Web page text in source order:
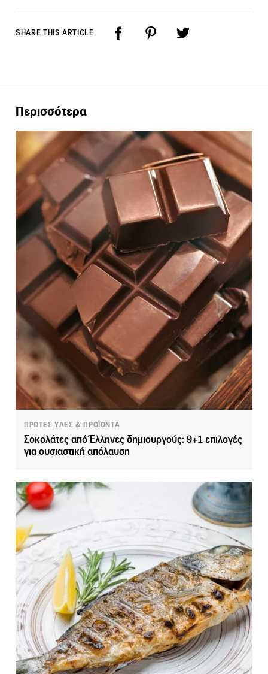
SHARE THIS ARTICLE
Περισσότερα
ΠΡΩΤΕΣ ΥΛΕΣ & ΠΡΟΪΟΝΤΑ
Σοκολάτες από Έλληνες δημιουργούς: 9+1 επιλογές
για ουσιαστική απόλαυση